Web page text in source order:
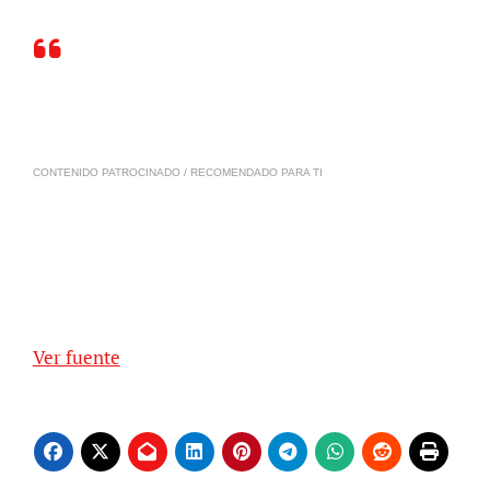
CONTENIDO PATROCINADO / RECOMENDADO PARA TI
Ver fuente